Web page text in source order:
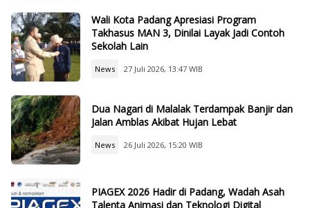
Wali Kota Padang Apresiasi Program
Takhasus MAN 3, Dinilai Layak Jadi Contoh
Sekolah Lain
News 27 Juli 2026, 13:47 WIB
Dua Nagari di Malalak Terdampak Banjir dan
Jalan Amblas Akibat Hujan Lebat
News 26 Juli 2026, 15:20 WIB
PIAGEX 2026 Hadir di Padang, Wadah Asah
Talenta Animasi dan Teknologi Digital